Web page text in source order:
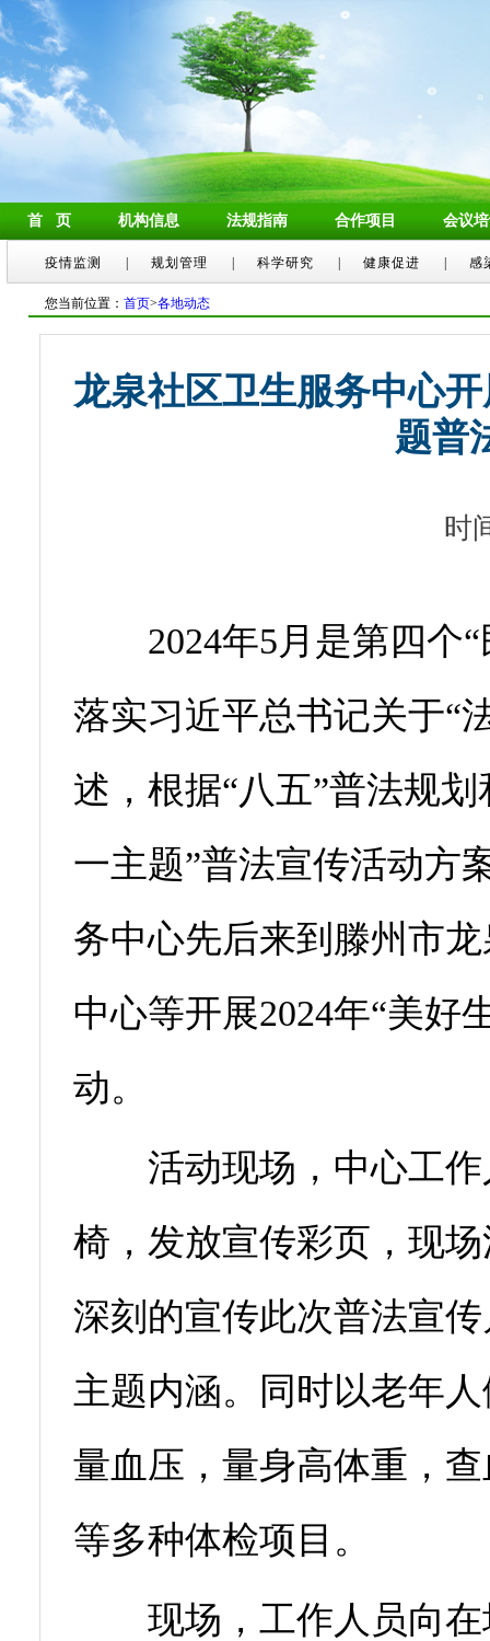
首 页 机构信息 法规指南 合作项目 会议
疫情监测 规划管理 科学研究 健康促进 感
您当前位置： 首页>各地动态
龙泉社区卫生服务中心
题普
时
2024年5月是第四个“
落实习近平总书记关于“
述，根据“八五”普法规
一主题”普法宣传活动方
务中心先后来到滕州市
中心等开展2024年“美好
动。
活动现场，中心工作
椅，发放宣传彩页，现
深刻的宣传此次普法宣
主题内涵。同时以老年
量血压，量身高体重，
等多种体检项目。
现场，工作人员向在